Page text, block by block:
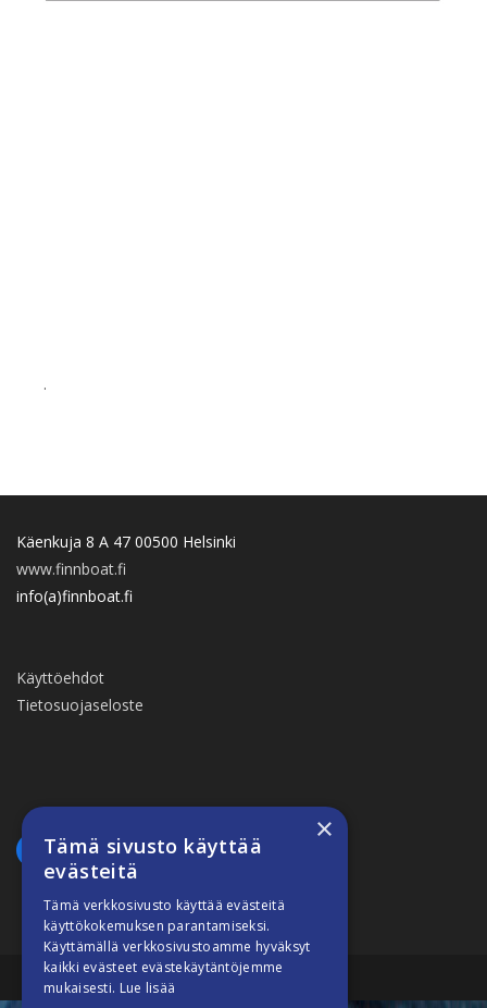
.
Käenkuja 8 A 47 00500 Helsinki
www.finnboat.fi
info(a)finnboat.fi
Käyttöehdot
Tietosuojaseloste
Suomiveneilee © 2026
×
Tämä sivusto käyttää
evästeitä
Tämä verkkosivusto käyttää evästeitä
käyttökokemuksen parantamiseksi.
Käyttämällä verkkosivustoamme hyväksyt
kaikki evästeet evästekäytäntöjemme
mukaisesti. Lue lisää